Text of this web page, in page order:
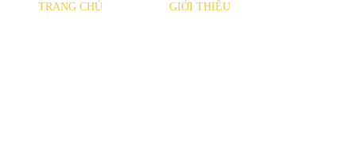
TRANG CHỦ GIỚI THIỆU